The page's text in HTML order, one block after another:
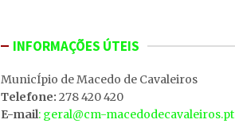
INFORMAÇÕES ÚTEIS
MunicÍpio de Macedo de Cavaleiros
Telefone: 278 420 420
E-mail: geral@cm-macedodecavaleiros.pt